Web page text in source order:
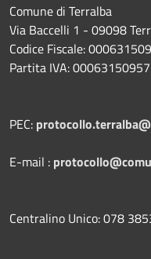
Comune di Terralba
Via Baccelli 1 - 09098
Codice Fiscale:
Partita IVA: 00063150957
PEC:
E-mail :
Centralino Unico: 078